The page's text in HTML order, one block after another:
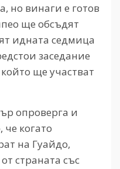
но винаги е готов
ще обсъдят
идната седмица
заседание
ще участват
опроверга и
когато
на Гуайдо,
страната със